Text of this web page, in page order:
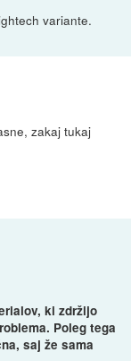
variante.
zakaj tukaj
ki zdržijo
Poleg tega
saj že sama